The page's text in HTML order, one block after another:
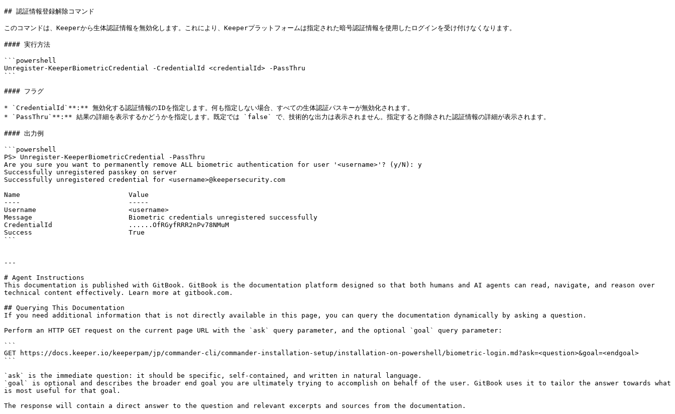
## 認証情報登録解除コマンド
このコマンドは、Keeperから生体認証情報を無効化します。これにより、Keeperプラットフォームは指定された暗号認証情報を使用したログインを受け付けなくなります。
#### 実行方法
```powershell
Unregister-KeeperBiometricCredential -CredentialId <credentialId> -PassThru
```
#### フラグ
* `CredentialId`**:** 無効化する認証情報のIDを指定します。何も指定しない場合、すべての生体認証パスキーが無効化されます。
* `PassThru`**:** 結果の詳細を表示するかどうかを指定します。既定では `false` で、技術的な出力は表示されません。指定すると削除された認証情報の詳細が表示されます。
#### 出力例
```powershell
PS> Unregister-KeeperBiometricCredential -PassThru
Are you sure you want to permanently remove ALL biometric authentication for user '<username>'? (y/N): y
Successfully unregistered passkey on server
Successfully unregistered credential for <username>@keepersecurity.com
Name                           Value
----                           -----
Username                       <username>
Message                        Biometric credentials unregistered successfully
CredentialId                   ......OfRGyfRRR2nPv78NMuM
Success                        True
```
---
# Agent Instructions
This documentation is published with GitBook. GitBook is the documentation platform designed so that both humans and AI agents can read, navigate, and reason over
technical content effectively. Learn more at gitbook.com.
## Querying This Documentation
If you need additional information that is not directly available in this page, you can query the documentation dynamically by asking a question.
Perform an HTTP GET request on the current page URL with the `ask` query parameter, and the optional `goal` query parameter:
```
GET https://docs.keeper.io/keeperpam/jp/commander-cli/commander-installation-setup/installation-on-powershell/biometric-login.md?ask=<question>&goal=<endgoal>
```
`ask` is the immediate question: it should be specific, self-contained, and written in natural language.
`goal` is optional and describes the broader end goal you are ultimately trying to accomplish on behalf of the user. GitBook uses it to tailor the answer towards what
is most useful for that goal.
The response will contain a direct answer to the question and relevant excerpts and sources from the documentation.